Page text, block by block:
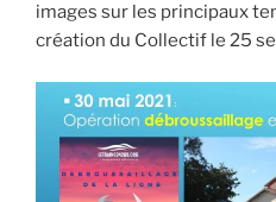
images sur les principaux
création du Collectif le 25